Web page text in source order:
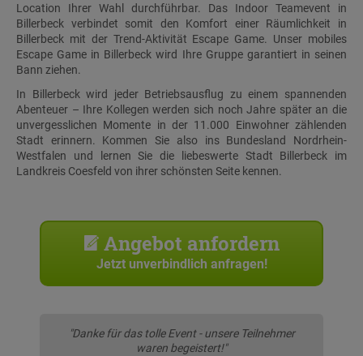
Location Ihrer Wahl durchführbar. Das Indoor Teamevent in
Billerbeck verbindet somit den Komfort einer Räumlichkeit in
Billerbeck mit der Trend-Aktivität Escape Game. Unser mobiles
Escape Game in Billerbeck wird Ihre Gruppe garantiert in seinen
Bann ziehen.
In Billerbeck wird jeder Betriebsausflug zu einem spannenden
Abenteuer – Ihre Kollegen werden sich noch Jahre später an die
unvergesslichen Momente in der 11.000 Einwohner zählenden
Stadt erinnern. Kommen Sie also ins Bundesland Nordrhein-
Westfalen und lernen Sie die liebeswerte Stadt Billerbeck im
Landkreis Coesfeld von ihrer schönsten Seite kennen.
Angebot anfordern
Jetzt unverbindlich anfragen!
"Danke für das tolle Event - unsere Teilnehmer
waren begeistert!"